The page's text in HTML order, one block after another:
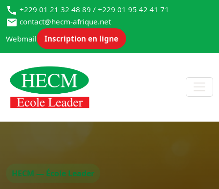
+229 01 21 32 48 89 / +229 01 95 42 41 71
contact@hecm-afrique.net
Webmail
Inscription en ligne
HECM — École Leader